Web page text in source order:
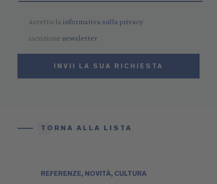
accetto lainformativa sulla privacy
iscrizione newsletter
INVII LA SUA RICHIESTA
TORNA ALLA LISTA
REFERENZE, NOVITÀ, CULTURA